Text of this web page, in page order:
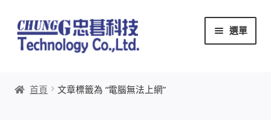
跳
至
導
列
跳
至
主
內
選單
首頁 文章標籤為 “電腦無法上網”